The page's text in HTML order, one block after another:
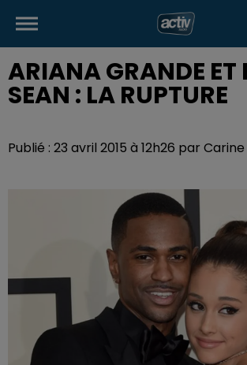
ARIANA GRANDE ET
SEAN : LA RUPTURE
Publié : 23 avril 2015 à 12h26 par Carine